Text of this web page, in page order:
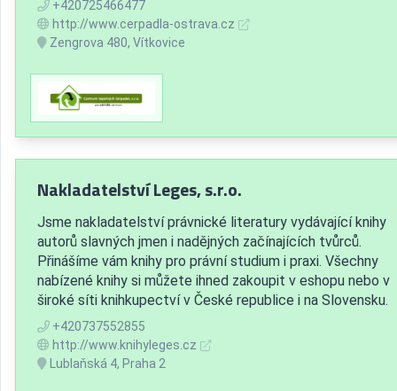
+420725466477
http://www.cerpadla-ostrava.cz
Zengrova 480, Vítkovice
Nakladatelství Leges, s.r.o.
Jsme nakladatelství právnické literatury vydávající knihy
autorů slavných jmen i nadějných začínajících tvůrců.
Přinášíme vám knihy pro právní studium i praxi. Všechny
nabízené knihy si můžete ihned zakoupit v eshopu nebo v
široké síti knihkupectví v České republice i na Slovensku.
+420737552855
http://www.knihyleges.cz
Lublaňská 4, Praha 2